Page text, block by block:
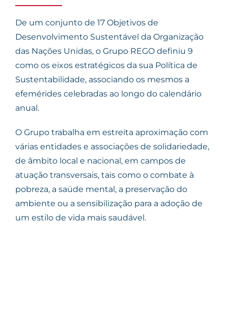
De um conjunto de 17 Objetivos de
Desenvolvimento Sustentável da Organização
das Nações Unidas, o Grupo REGO definiu 9
como os eixos estratégicos da sua Política de
Sustentabilidade, associando os mesmos a
efemérides celebradas ao longo do calendário
anual.
O Grupo trabalha em estreita aproximação com
várias entidades e associações de solidariedade,
de âmbito local e nacional, em campos de
atuação transversais, tais como o combate à
pobreza, a saúde mental, a preservação do
ambiente ou a sensibilização para a adoção de
um estilo de vida mais saudável.